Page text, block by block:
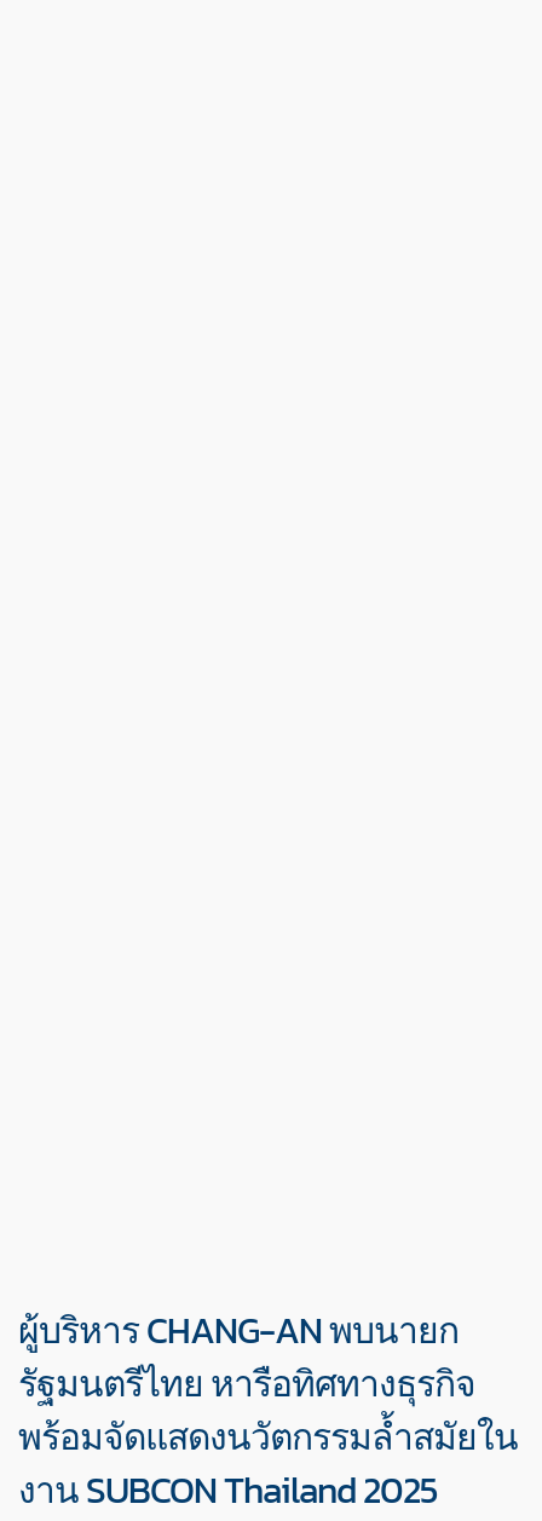
ผู้บริหาร CHANG-AN พบนายก
รัฐมนตรีไทย หารือทิศทางธุรกิจ
พร้อมจัดแสดงนวัตกรรมล้ำสมัยใน
งาน SUBCON Thailand 2025